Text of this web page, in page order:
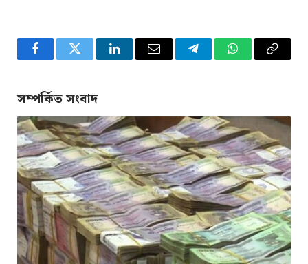
FacebookTwitter LinkedInEmail TelegramWhatsApp
Copy
সম্পর্কিত সংবাদ